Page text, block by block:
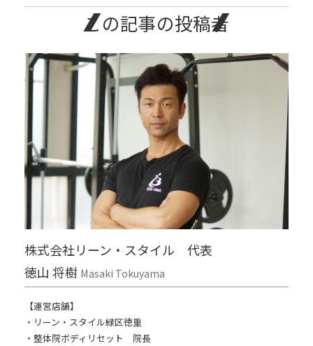
この記事の投稿者
株式会社リーン・スタイル 代表
徳山 将樹 Masaki Tokuyama
【運営店舗】
・リーン・スタイル緑区徳重
・整体院ボディリセット 院長